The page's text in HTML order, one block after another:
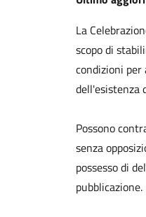
La
scopo di
condizioni
dell'esistenza
Possono
senza
possesso di
pubblicazione.